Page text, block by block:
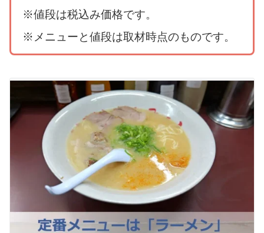
※値段は税込み価格です。
※メニューと値段は取材時点のものです。